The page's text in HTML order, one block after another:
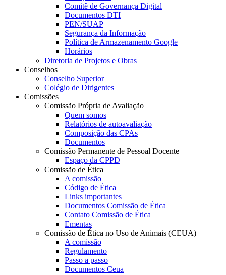
Comitê de Governança Digital
Documentos DTI
PEN/SUAP
Segurança da Informação
Política de Armazenamento Google
Horários
Diretoria de Projetos e Obras
Conselhos
Conselho Superior
Colégio de Dirigentes
Comissões
Comissão Própria de Avaliação
Quem somos
Relatórios de autoavaliação
Composição das CPAs
Documentos
Comissão Permanente de Pessoal Docente
Espaço da CPPD
Comissão de Ética
A comissão
Código de Ética
Links importantes
Documentos Comissão de Ética
Contato Comissão de Ética
Ementas
Comissão de Ética no Uso de Animais (CEUA)
A comissão
Regulamento
Passo a passo
Documentos Ceua